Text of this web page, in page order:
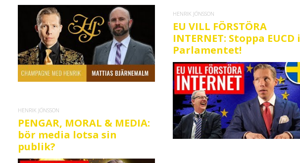
HENRIK JÖNSSON
EU VILL FÖRSTÖRA
INTERNET: Stoppa EUCD i
Parlamentet!
HENRIK JÖNSSON
PENGAR, MORAL & MEDIA:
bör media lotsa sin
publik?